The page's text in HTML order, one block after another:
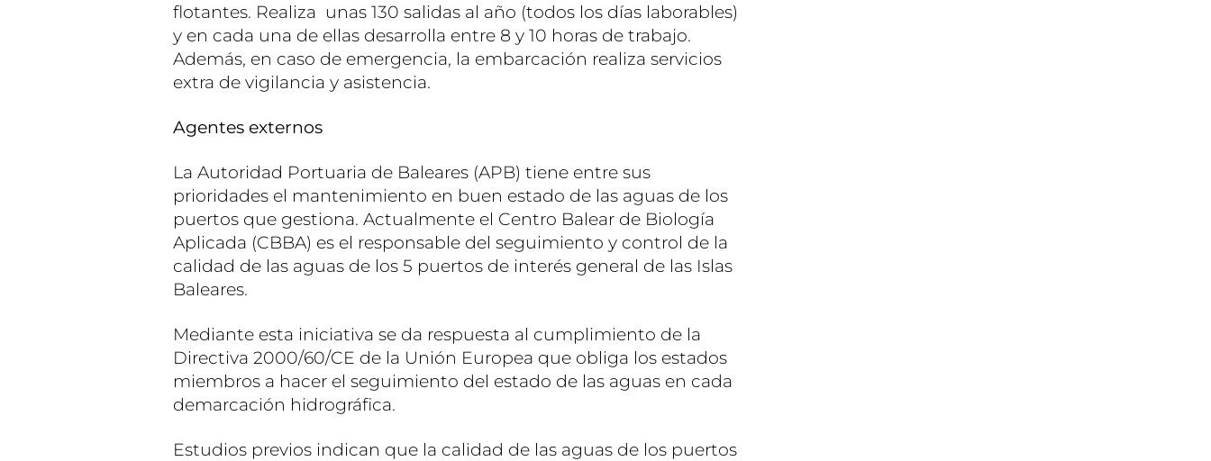
flotantes. Realiza unas 130 salidas al año (todos los días laborables)
y en cada una de ellas desarrolla entre 8 y 10 horas de trabajo.
Además, en caso de emergencia, la embarcación realiza servicios
extra de vigilancia y asistencia.
Agentes externos
La Autoridad Portuaria de Baleares (APB) tiene entre sus
prioridades el mantenimiento en buen estado de las aguas de los
puertos que gestiona. Actualmente el Centro Balear de Biología
Aplicada (CBBA) es el responsable del seguimiento y control de la
calidad de las aguas de los 5 puertos de interés general de las Islas
Baleares.
Mediante esta iniciativa se da respuesta al cumplimiento de la
Directiva 2000/60/CE de la Unión Europea que obliga los estados
miembros a hacer el seguimiento del estado de las aguas en cada
demarcación hidrográfica.
Estudios previos indican que la calidad de las aguas de los puertos